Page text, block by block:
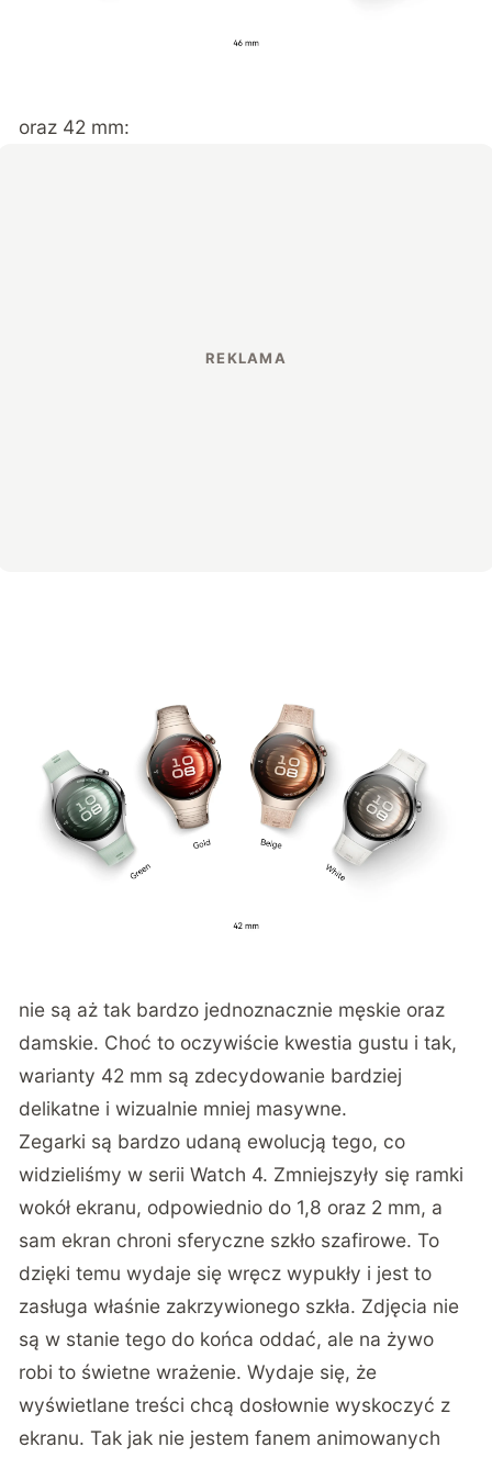
oraz 42 mm:
nie są aż tak bardzo jednoznacznie męskie oraz
damskie. Choć to oczywiście kwestia gustu i tak,
warianty 42 mm są zdecydowanie bardziej
delikatne i wizualnie mniej masywne.
Zegarki są bardzo udaną ewolucją tego, co
widzieliśmy w serii Watch 4. Zmniejszyły się ramki
wokół ekranu, odpowiednio do 1,8 oraz 2 mm, a
sam ekran chroni sferyczne szkło szafirowe. To
dzięki temu wydaje się wręcz wypukły i jest to
zasługa właśnie zakrzywionego szkła. Zdjęcia nie
są w stanie tego do końca oddać, ale na żywo
robi to świetne wrażenie. Wydaje się, że
wyświetlane treści chcą dosłownie wyskoczyć z
ekranu. Tak jak nie jestem fanem animowanych